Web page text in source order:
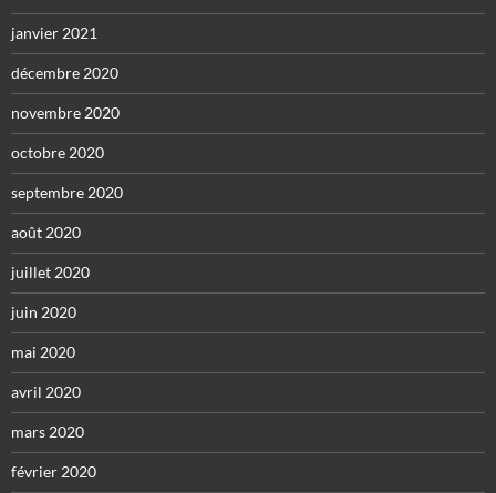
janvier 2021
décembre 2020
novembre 2020
octobre 2020
septembre 2020
août 2020
juillet 2020
juin 2020
mai 2020
avril 2020
mars 2020
février 2020